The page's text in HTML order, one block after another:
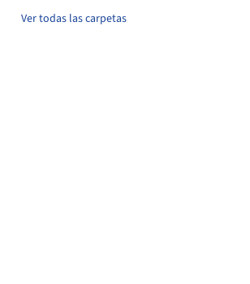
Ver todas las carpetas